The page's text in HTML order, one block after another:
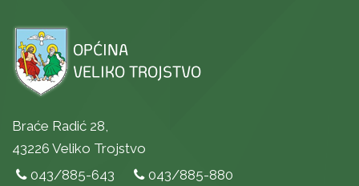
Braće Radić 28,
43226 Veliko Trojstvo
043/885-643
043/885-880